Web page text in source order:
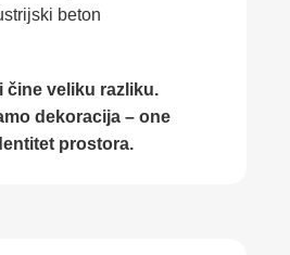
beton
čine veliku razliku.
dekoracija – one
prostora.